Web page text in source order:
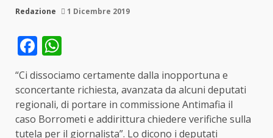
Redazione 1 Dicembre 2019
Facebook
“Ci dissociamo certamente dalla inopportuna e
sconcertante richiesta, avanzata da alcuni deputati
regionali, di portare in commissione Antimafia il
caso Borrometi e addirittura chiedere verifiche sulla
tutela per il giornalista”. Lo dicono i deputati